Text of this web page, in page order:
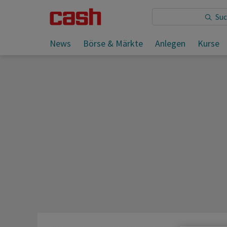
News Börse & Märkte Anlegen Kurse
Sie lesen: